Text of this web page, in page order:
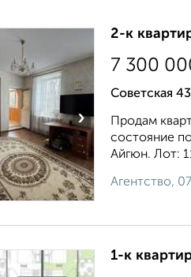
›
2-к
7 300
Советская 43
Продам
состояние
Айгюн. Лот:
Агентство,
1-к